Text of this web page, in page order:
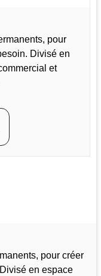
pour
Divisé en
et
pour créer
en espace